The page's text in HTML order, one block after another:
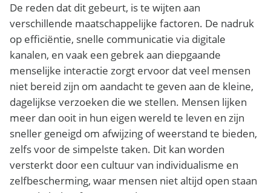
De reden dat dit gebeurt, is te wijten aan
verschillende maatschappelijke factoren. De nadruk
op efficiëntie, snelle communicatie via digitale
kanalen, en vaak een gebrek aan diepgaande
menselijke interactie zorgt ervoor dat veel mensen
niet bereid zijn om aandacht te geven aan de kleine,
dagelijkse verzoeken die we stellen. Mensen lijken
meer dan ooit in hun eigen wereld te leven en zijn
sneller geneigd om afwijzing of weerstand te bieden,
zelfs voor de simpelste taken. Dit kan worden
versterkt door een cultuur van individualisme en
zelfbescherming, waar mensen niet altijd open staan